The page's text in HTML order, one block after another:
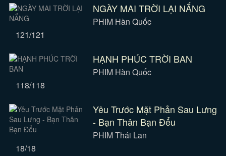
NGÀY MAI TRỜI LẠI NẮNG
PHIM Hàn Quốc
121/121
HẠNH PHÚC TRỜI BAN
PHIM Hàn Quốc
118/118
Yêu Trước Mặt Phản Sau Lưng
- Bạn Thân Bạn Đểu
PHIM Thái Lan
18/18